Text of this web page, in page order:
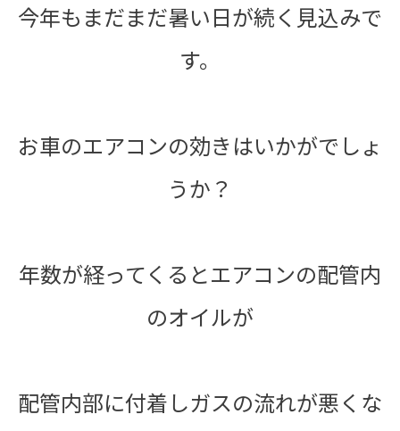
今年もまだまだ暑い日が続く見込みで
す。
お車のエアコンの効きはいかがでしょ
うか？
年数が経ってくるとエアコンの配管内
のオイルが
配管内部に付着しガスの流れが悪くな